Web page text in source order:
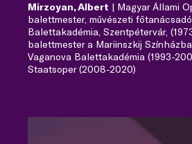
Mirzoyan, Albert | Magyar Állami
balettmester, művészeti
Balettakadémia, Szentpétervár,
balettmester a Mariinszkij
Vaganova Balettakadémia (1993-
Staatsoper (2008-2020)